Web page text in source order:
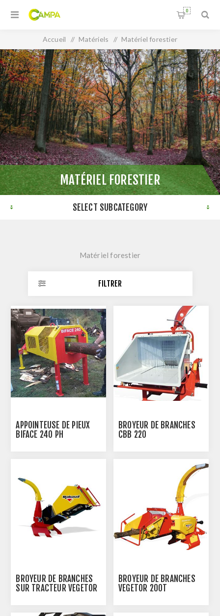
0
Accueil / Matériels / Matériel forestier
MATÉRIEL FORESTIER
SELECT SUBCATEGORY
Matériel forestier
FILTRER
APPOINTEUSE DE PIEUX
BIFACE 240 PH
BROYEUR DE BRANCHES
CBB 220
BROYEUR DE BRANCHES
SUR TRACTEUR VEGETOR
BROYEUR DE BRANCHES
VEGETOR 200T